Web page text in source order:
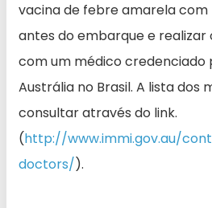
vacina de febre amarela com
antes do embarque e realizar
com um médico credenciado
Austrália no Brasil. A lista dos
consultar através do link.
(http://www.immi.gov.au/
doctors/).